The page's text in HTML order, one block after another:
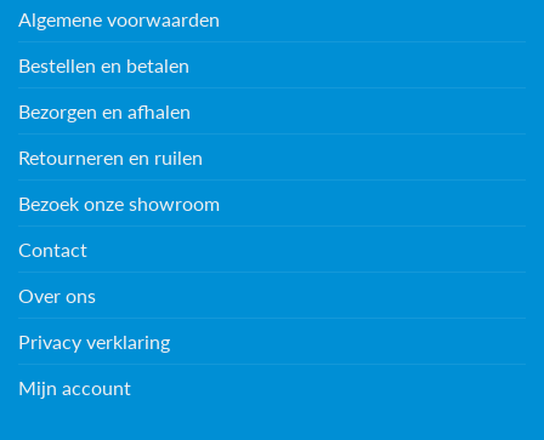
Algemene voorwaarden
Bestellen en betalen
Bezorgen en afhalen
Retourneren en ruilen
Bezoek onze showroom
Contact
Over ons
Privacy verklaring
Mijn account